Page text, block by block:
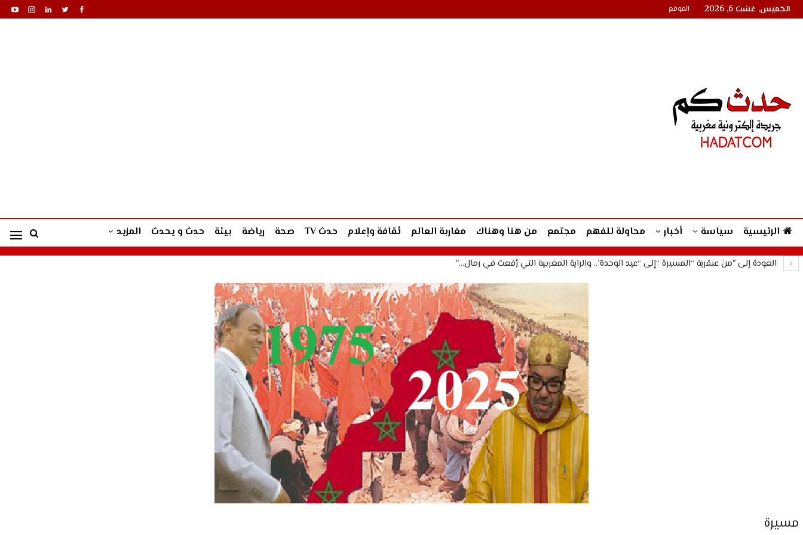
الخميس, غشت 6, 2026 الموقع
الرئيسية سياسة أخبار محاولة للفهم مجتمع من هنا وهناك مغاربة العالم ثقافة وإعلام حدث TV صحة رياضة بيئة حدث و يحدث المزيد
العودة إلى "من عبقرية “المسيرة “إلى “عيد الوحدة”.. والراية المغربية التي رُفعت في رمال…"
مسيرة